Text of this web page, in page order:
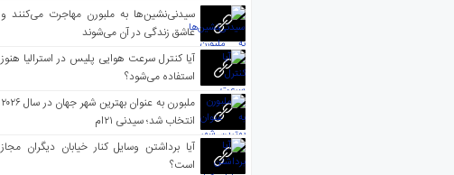
سیدنی‌نشین‌ها به ملبورن مهاجرت می‌کنند و
عاشق زندگی در آن می‌شوند
آیا کنترل سرعت هوایی پلیس در استرالیا هنوز
استفاده می‌شود؟
ملبورن به عنوان بهترین شهر جهان در سال ۲۰۲۶
انتخاب شد؛ سیدنی ۲۱‌ام
آیا برداشتن وسایل کنار خیابان دیگران مجاز
است؟